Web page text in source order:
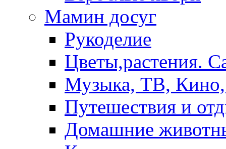
Мамин досуг
Рукоделие
Цветы,растения.
Музыка, ТВ,
Путешествия и
Домашние